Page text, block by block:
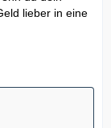
lieber in eine